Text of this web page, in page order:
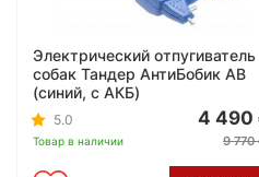
Электрический отпугиватель
собак Тандер АнтиБобик AB
(синий, с АКБ)
5.0
Товар в наличии
4 490
9 770